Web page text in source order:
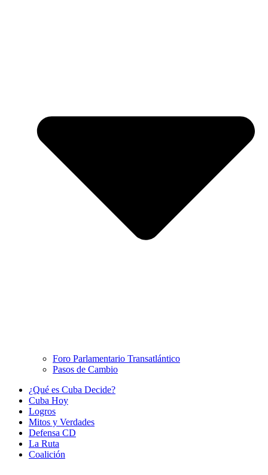
Foro Parlamentario Transatlántico
Pasos de Cambio
¿Qué es Cuba Decide?
Cuba Hoy
Logros
Mitos y Verdades
Defensa CD
La Ruta
Coalición